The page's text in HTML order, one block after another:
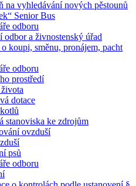
na vyhledávání nových pěstounů
Senior Bus
odboru
odbor a živnostenský úřad
koupi, směnu, pronájem, pacht
odboru
prostředí
dotace
stanoviska ke zdrojům
ovzduší
psů
odboru